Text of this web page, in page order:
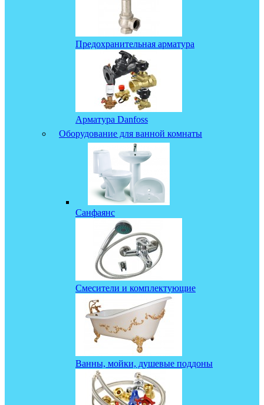
Предохранительная арматура
Арматура Danfoss
Оборудование для ванной комнаты
Санфаянс
Смесители и комплектующие
Ванны, мойки, душевые поддоны